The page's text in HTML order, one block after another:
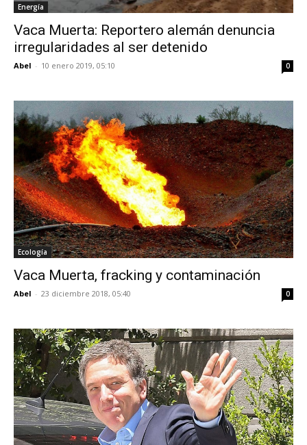
Energía
Vaca Muerta: Reportero alemán denuncia
irregularidades al ser detenido
Abel - 10 enero 2019, 05:10 0
Ecología
Vaca Muerta, fracking y contaminación
Abel - 23 diciembre 2018, 05:40 0